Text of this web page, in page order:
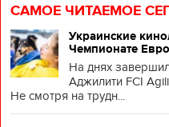
САМОЕ ЧИТАЕМОЕ
Украинские
Чемпионате
На днях
Аджилити FCI
Не смотря на трудн...